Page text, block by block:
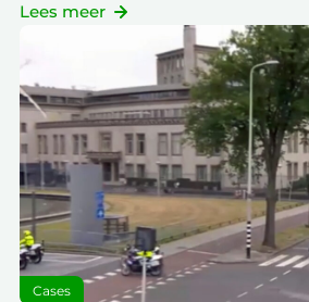
Lees meer
Cases